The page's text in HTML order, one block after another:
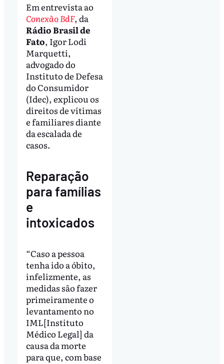
Em entrevista ao
Conexão BdF, da
Rádio Brasil de
Fato, Igor Lodi
Marquetti,
advogado do
Instituto de Defesa
do Consumidor
(Idec), explicou os
direitos de vítimas
e familiares diante
da escalada de
casos.
Reparação
para famílias
e
intoxicados
“Caso a pessoa
tenha ido a óbito,
infelizmente, as
medidas são fazer
primeiramente o
levantamento no
IML[Instituto
Médico Legal] da
causa da morte
para que, com base